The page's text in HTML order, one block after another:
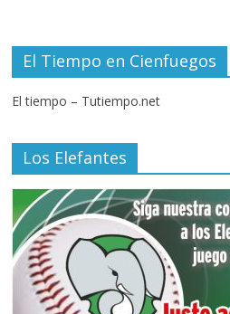
El Tiempo en Cienfuegos
El tiempo – Tutiempo.net
Los Elefantes